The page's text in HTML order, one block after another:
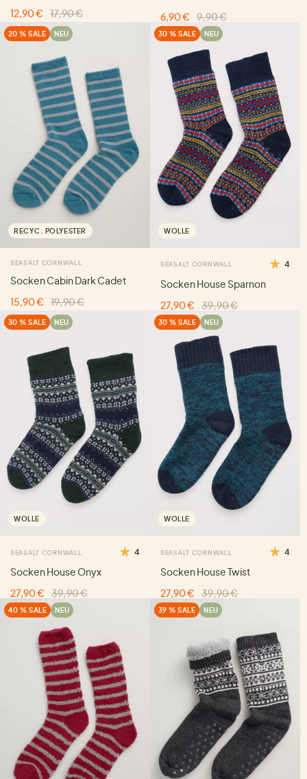
12,90 €
17,90 €
6,90 €
9,90 €
20 % SALE NEU
RECYC. POLYESTER
SEASALT CORNWALL
Socken Cabin Dark Cadet
15,90 €
19,90 €
30 % SALE NEU
WOLLE
SEASALT CORNWALL 4
Socken House Sparnon
27,90 €
39,90 €
30 % SALE NEU
WOLLE
SEASALT CORNWALL 4
Socken House Onyx
27,90 €
39,90 €
30 % SALE NEU
WOLLE
SEASALT CORNWALL 4
Socken House Twist
27,90 €
39,90 €
40 % SALE NEU 39 % SALE NEU